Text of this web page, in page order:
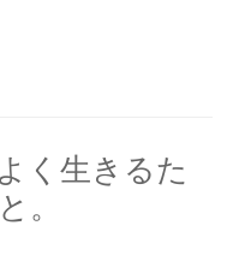
く生きるた
。